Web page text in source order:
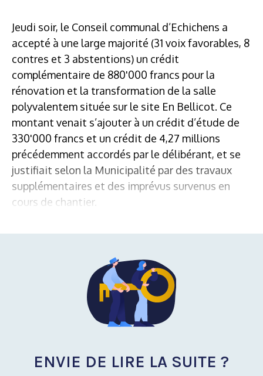
Jeudi soir, le Conseil communal d’Echichens a
accepté à une large majorité (31 voix favorables, 8
contres et 3 abstentions) un crédit
complémentaire de 880'000 francs pour la
rénovation et la transformation de la salle
polyvalentem située sur le site En Bellicot. Ce
montant venait s’ajouter à un crédit d’étude de
330'000 francs et un crédit de 4,27 millions
précédemment accordés par le délibérant, et se
justifiait selon la Municipalité par des travaux
supplémentaires et des imprévus survenus en
cours de chantier.
ENVIE DE LIRE LA SUITE ?